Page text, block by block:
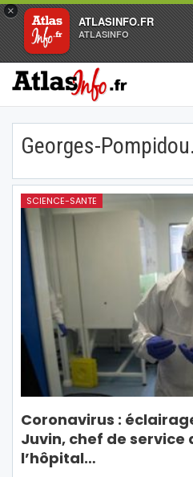
×
ATLASINFO.FR
ATLASINFO
Georges-Pompidou.
SCIENCE-SANTE
Coronavirus :
Juvin, chef de service
l’hôpital…